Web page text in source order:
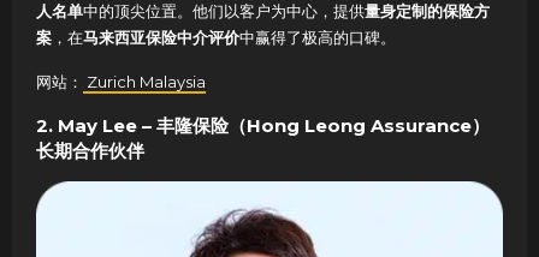
人名单中的顶尖位置。他们以客户为中心，提供量身定制的保险方
案 ，在马来西亚保险中介评价中赢得了极高的口碑。
网站： Zurich Malaysia
2. May Lee – 丰隆保险（Hong Leong Assurance）
长期合作伙伴